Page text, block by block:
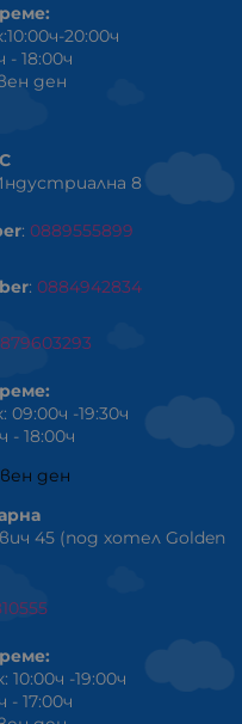
20:00ч
- 18:00ч
ден
8
: 0889555899
: 0884942834
-19:30ч
- 18:00ч
ден
45 (под хотел Golden
-19:00ч
- 17:00ч